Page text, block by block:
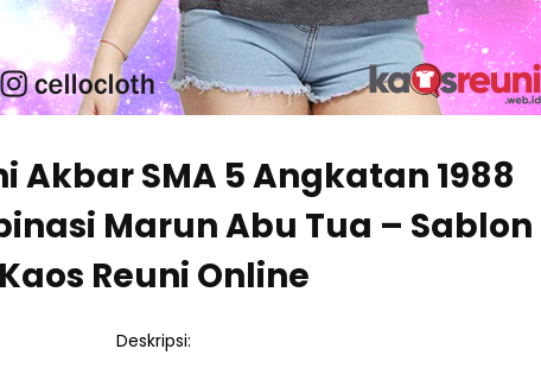
Akbar SMA 5 Angkatan 1988
Marun Abu Tua – Sablon
Kaos Reuni Online
Deskripsi: